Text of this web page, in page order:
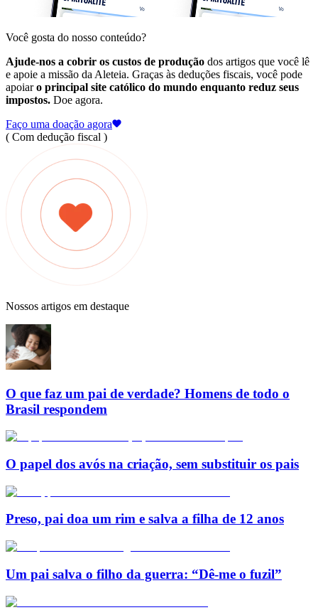
Você gosta do nosso conteúdo?
Ajude-nos a cobrir os custos de produção dos artigos que você lê
e apoie a missão da Aleteia. Graças às deduções fiscais, você pode
apoiaro principal site católico do mundo enquanto reduz seus
impostos. Doe agora.
Faço uma doação agora
( Com dedução fiscal )
Nossos artigos em destaque
O que faz um pai de verdade? Homens de todo o
Brasil respondem
O papel dos avós na criação, sem substituir os pais
Preso, pai doa um rim e salva a filha de 12 anos
Um pai salva o filho da guerra: “Dê-me o fuzil”